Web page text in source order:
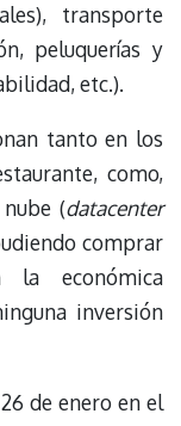
transporte
peluquerías y
etc.).
tanto en los
como,
(datacenter
comprar
la económica
inversión
de enero en el